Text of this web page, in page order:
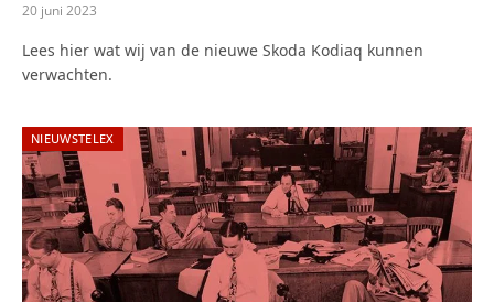
20 juni 2023
Lees hier wat wij van de nieuwe Skoda Kodiaq kunnen
verwachten.
NIEUWSTELEX